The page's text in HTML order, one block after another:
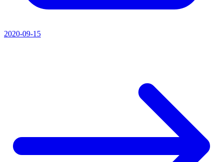
2020-09-15